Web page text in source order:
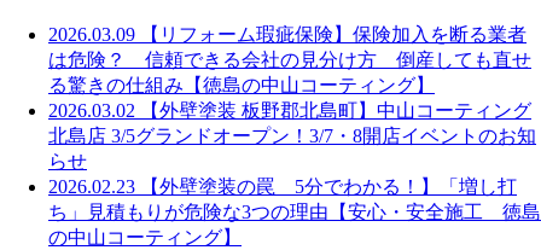
2026.03.09
【リフォーム瑕疵保険】保険加入を断る業者
は危険？ 信頼できる会社の見分け方 倒産しても直せ
る驚きの仕組み【徳島の中山コーティング】
2026.03.02
【外壁塗装 板野郡北島町】中山コーティング
北島店 3/5グランドオープン！3/7・8開店イベントのお知
らせ
2026.02.23
【外壁塗装の罠 5分でわかる！】「増し打
ち」見積もりが危険な3つの理由【安心・安全施工 徳島
の中山コーティング】